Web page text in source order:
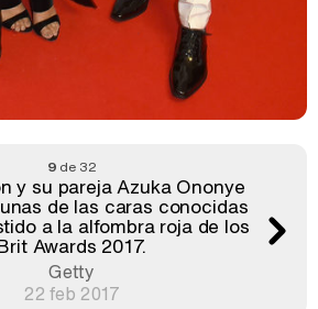
9 de 32
y su pareja Azuka Ononye
de las caras conocidas
a la alfombra roja de los
Awards 2017.
Getty
22 feb 2017